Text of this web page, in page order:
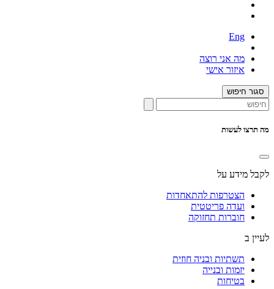
Eng
מה אני רוצה
איזור אישי
סגור חיפוש
מה תרצו לעשות
לקבל מידע על
הצטרפות להתאחדות
ועדה פריטטית
חוברות תחזוקה
לעיין ב
תשתיות ובניה חוזית
יזמות ובנייה
בטיחות